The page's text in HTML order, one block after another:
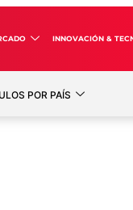
INNOVACIÓN &
POR PAÍS